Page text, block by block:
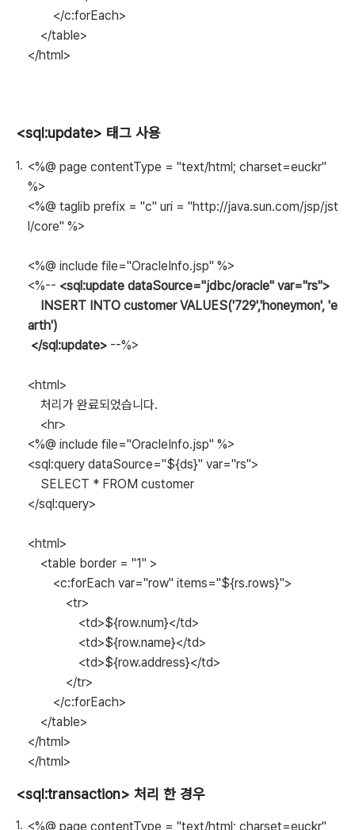
</c:forEach>
</table>
</html>
<sql:update> 태그 사용
<%@ page contentType = "text/html; charset=euckr"
%>
<%@ taglib prefix = "c" uri = "http://java.sun.com/jsp/jst
l/core" %>
<%@ include file="OracleInfo.jsp" %>
<%-- <sql:update dataSource="jdbc/oracle" var="rs">
INSERT INTO customer VALUES('729','honeymon', 'e
arth')
</sql:update> --%>
<html>
처리가 완료되었습니다.
<hr>
<%@ include file="OracleInfo.jsp" %>
<sql:query dataSource="${ds}" var="rs">
SELECT * FROM customer
</sql:query>
<html>
<table border = "1" >
<c:forEach var="row" items="${rs.rows}">
<tr>
<td>${row.num}</td>
<td>${row.name}</td>
<td>${row.address}</td>
</tr>
</c:forEach>
</table>
</html>
</html>
<sql:transaction> 처리 한 경우
<%@ page contentType = "text/html; charset=euckr"